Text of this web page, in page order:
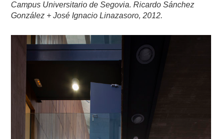
Campus Universitario de Segovia. Ricardo Sánchez
González + José Ignacio Linazasoro, 2012.